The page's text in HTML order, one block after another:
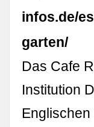
infos.de/
garten/
Das Cafe
Institution